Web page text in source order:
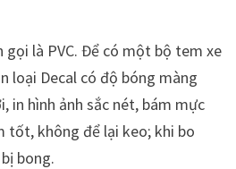
gọi là PVC. Để có một bộ tem xe
loại Decal có độ bóng màng
in hình ảnh sắc nét, bám mực
tốt, không để lại keo; khi bo
bong.